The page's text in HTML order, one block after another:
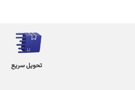
تحویل سریع